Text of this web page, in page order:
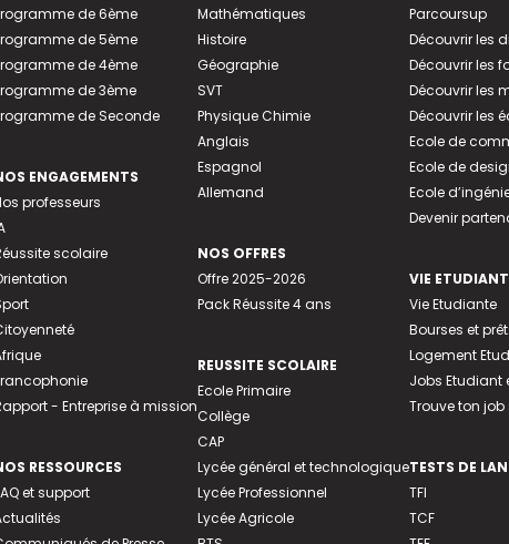
de 6ème
de 5ème
de 4ème
de 3ème
de Seconde
ENGAGEMENTS
professeurs
scolaire
- Entreprise à mission
RESSOURCES
et support
Mathématiques
Histoire
Géographie
SVT
Physique Chimie
Anglais
Espagnol
Allemand
NOS OFFRES
Offre 2025-2026
Pack Réussite 4 ans
REUSSITE SCOLAIRE
Ecole Primaire
Collège
CAP
Lycée général et technologique
Lycée Professionnel
Lycée Agricole
Parcoursup
Découvrir les
Découvrir les
Découvrir les
Découvrir les
Ecole de
Ecole de
Ecole
Devenir
VIE
Vie Etudiante
Bourses et
Logement
Jobs Etudiant
Trouve ton
TESTS DE
TFI
TCF